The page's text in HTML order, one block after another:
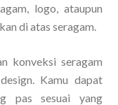
logo, ataupun
di atas seragam.
konveksi seragam
Kamu dapat
pas sesuai yang